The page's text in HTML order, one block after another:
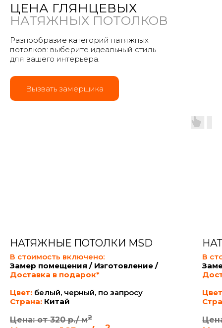
ЦЕНА ГЛЯНЦЕВЫХ
НАТЯЖНЫХ ПОТОЛКОВ
Разнообразие категорий натяжных
потолков: выберите идеальный стиль
для вашего интерьера.
Вызвать замерщика
НАТЯЖНЫЕ ПОТОЛКИ MSD
В стоимость включено:
Замер помещения / Изготовление /
Доставка в подарок*
Цвет: белый, черный, по запросу
Страна: Китай
Цена: от 320 р./ м2
В